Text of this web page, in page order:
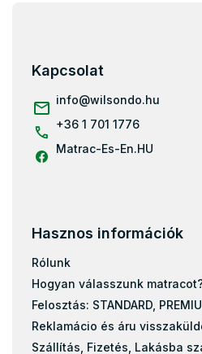
Kapcsolat
info@wilsondo.hu
+36 1 701 1776
Matrac-Es-En.HU
Hasznos információk
Rólunk
Hogyan válasszunk
Felosztás: STANDARD,
Reklamácio és áru
Szállítás, Fizetés, Lakásba